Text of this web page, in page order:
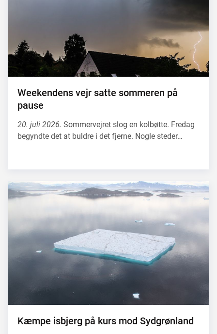
Weekendens vejr satte sommeren på
pause
20. juli 2026. Sommervejret slog en kolbøtte. Fredag
begyndte det at buldre i det fjerne. Nogle steder…
Kæmpe isbjerg på kurs mod Sydgrønland